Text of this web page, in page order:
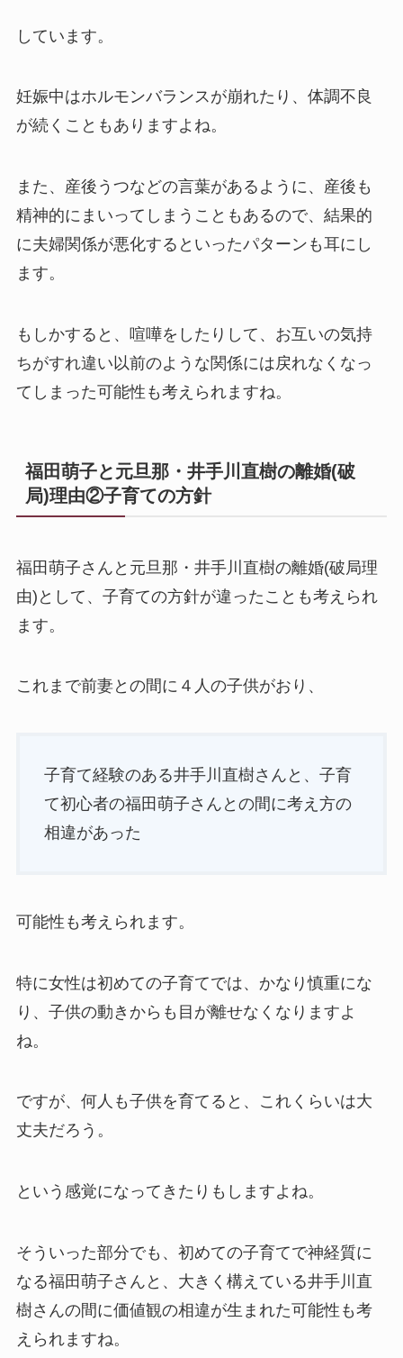
しています。
妊娠中はホルモンバランスが崩れたり、体調不良
が続くこともありますよね。
また、産後うつなどの言葉があるように、産後も
精神的にまいってしまうこともあるので、結果的
に夫婦関係が悪化するといったパターンも耳にし
ます。
もしかすると、喧嘩をしたりして、お互いの気持
ちがすれ違い以前のような関係には戻れなくなっ
てしまった可能性も考えられますね。
福田萌子と元旦那・井手川直樹の離婚(破
局)理由②子育ての方針
福田萌子さんと元旦那・井手川直樹の離婚(破局理
由)として、子育ての方針が違ったことも考えられ
ます。
これまで前妻との間に４人の子供がおり、
子育て経験のある井手川直樹さんと、子育
て初心者の福田萌子さんとの間に考え方の
相違があった
可能性も考えられます。
特に女性は初めての子育てでは、かなり慎重にな
り、子供の動きからも目が離せなくなりますよ
ね。
ですが、何人も子供を育てると、これくらいは大
丈夫だろう。
という感覚になってきたりもしますよね。
そういった部分でも、初めての子育てで神経質に
なる福田萌子さんと、大きく構えている井手川直
樹さんの間に価値観の相違が生まれた可能性も考
えられますね。